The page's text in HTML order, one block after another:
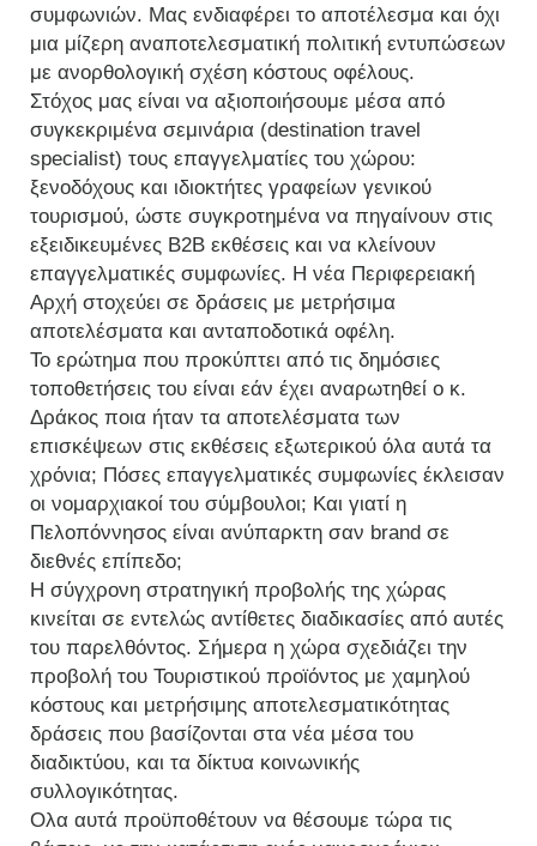
συμφωνιών. Μας ενδιαφέρει το αποτέλεσμα και όχι
μια μίζερη αναποτελεσματική πολιτική εντυπώσεων
με ανορθολογική σχέση κόστους οφέλους.
Στόχος μας είναι να αξιοποιήσουμε μέσα από
συγκεκριμένα σεμινάρια (destination travel
specialist) τους επαγγελματίες του χώρου:
ξενοδόχους και ιδιοκτήτες γραφείων γενικού
τουρισμού, ώστε συγκροτημένα να πηγαίνουν στις
εξειδικευμένες B2B εκθέσεις και να κλείνουν
επαγγελματικές συμφωνίες. Η νέα Περιφερειακή
Αρχή στοχεύει σε δράσεις με μετρήσιμα
αποτελέσματα και ανταποδοτικά οφέλη.
Το ερώτημα που προκύπτει από τις δημόσιες
τοποθετήσεις του είναι εάν έχει αναρωτηθεί ο κ.
Δράκος ποια ήταν τα αποτελέσματα των
επισκέψεων στις εκθέσεις εξωτερικού όλα αυτά τα
χρόνια; Πόσες επαγγελματικές συμφωνίες έκλεισαν
οι νομαρχιακοί του σύμβουλοι; Και γιατί η
Πελοπόννησος είναι ανύπαρκτη σαν brand σε
διεθνές επίπεδο;
Η σύγχρονη στρατηγική προβολής της χώρας
κινείται σε εντελώς αντίθετες διαδικασίες από αυτές
του παρελθόντος. Σήμερα η χώρα σχεδιάζει την
προβολή του Τουριστικού προϊόντος με χαμηλού
κόστους και μετρήσιμης αποτελεσματικότητας
δράσεις που βασίζονται στα νέα μέσα του
διαδικτύου, και τα δίκτυα κοινωνικής
συλλογικότητας.
Ολα αυτά προϋποθέτουν να θέσουμε τώρα τις